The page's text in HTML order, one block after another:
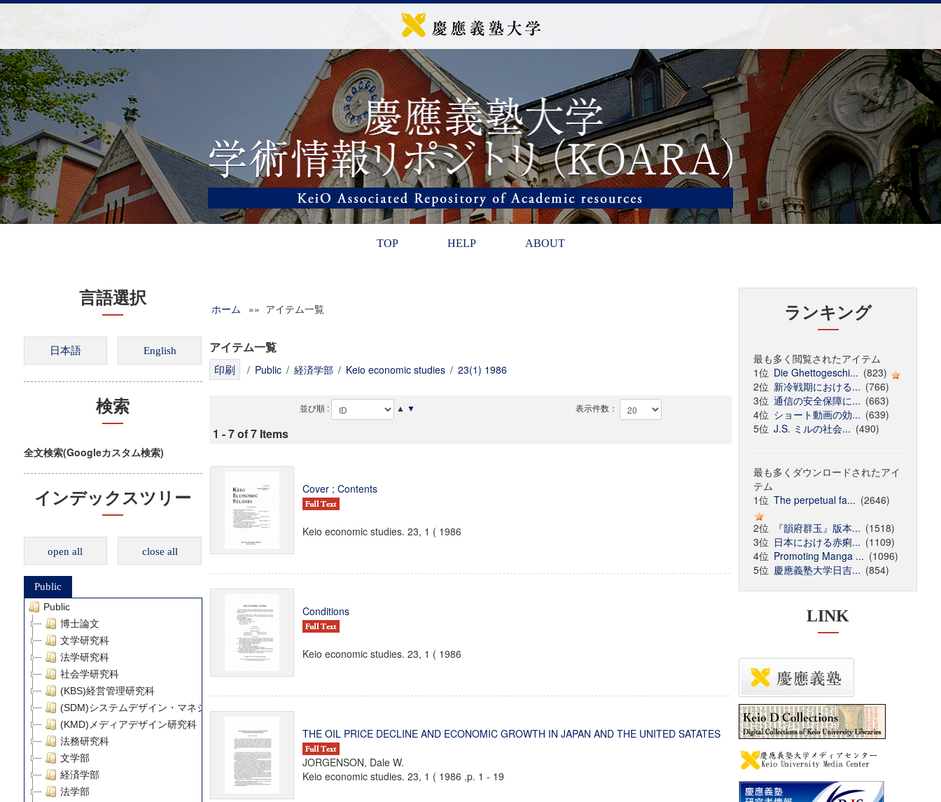
TOP HELP ABOUT
言語選択
検索
全文検索(Googleカスタム検索)
インデックスツリー
open all close all
Public
Public
博士論文
文学研究科
法学研究科
社会学研究科
(KBS)経営管理研究科
(SDM)システムデザイン・マネジメント研究科
(KMD)メディアデザイン研究科
法務研究科
文学部
経済学部
法学部
ホーム »» アイテム一覧
アイテム一覧
/ Public / 経済学部 / Keio economic studies / 23(1) 1986
並び順 : ▲ ▼ 表示件数：
1 - 7 of 7 Items
Cover ; Contents
Keio economic studies. 23, 1 ( 1986
Conditions
Keio economic studies. 23, 1 ( 1986
THE OIL PRICE DECLINE AND ECONOMIC GROWTH IN JAPAN AND THE UNITED SATATES
JORGENSON, Dale W.
Keio economic studies. 23, 1 ( 1986 ,p. 1 - 19
ランキング
最も多く閲覧されたアイテム
1位 Die Ghettogeschi... (823)
2位 新冷戦期における... (766)
3位 通信の安全保障に... (663)
4位 ショート動画の効... (639)
5位 J.S. ミルの社会... (490)
最も多くダウンロードされたアイ
テム
1位 The perpetual fa... (2646)
2位
『韻府群玉』版本... (1518)
3位 日本における赤痢... (1109)
4位 Promoting Manga ... (1096)
5位 慶應義塾大学日吉... (854)
LINK